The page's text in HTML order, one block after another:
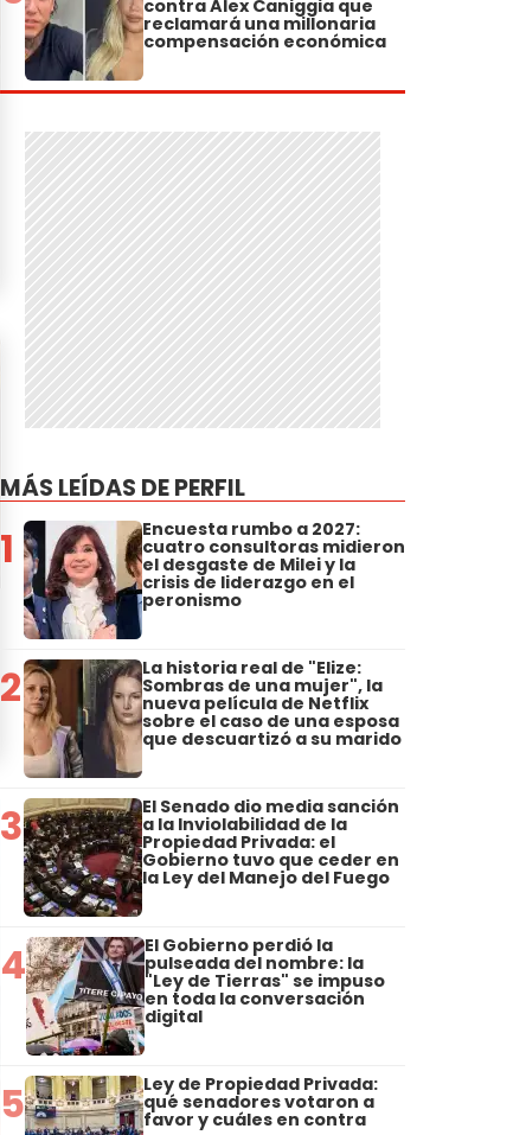
contra Alex Caniggia que
reclamará una millonaria
compensación económica
MÁS LEÍDAS DE PERFIL
1 Encuesta rumbo a 2027:
cuatro consultoras midieron
el desgaste de Milei y la
crisis de liderazgo en el
peronismo
2 La historia real de "Elize:
Sombras de una mujer", la
nueva película de Netflix
sobre el caso de una esposa
que descuartizó a su marido
3 El Senado dio media sanción
a la Inviolabilidad de la
Propiedad Privada: el
Gobierno tuvo que ceder en
la Ley del Manejo del Fuego
4 El Gobierno perdió la
pulseada del nombre: la
"Ley de Tierras" se impuso
en toda la conversación
digital
5 Ley de Propiedad Privada:
qué senadores votaron a
favor y cuáles en contra